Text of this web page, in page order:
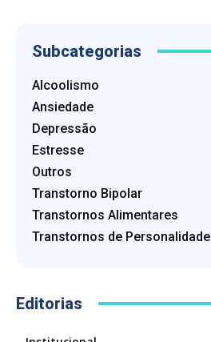
Subcategorias
Alcoolismo
Ansiedade
Depressão
Estresse
Outros
Transtorno Bipolar
Transtornos Alimentares
Transtornos de Personalidade
Editorias